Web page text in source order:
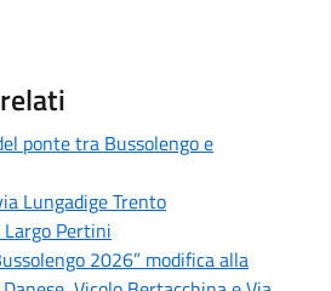
ponte tra Bussolengo e
Lungadige Trento
Pertini
2026” modifica alla